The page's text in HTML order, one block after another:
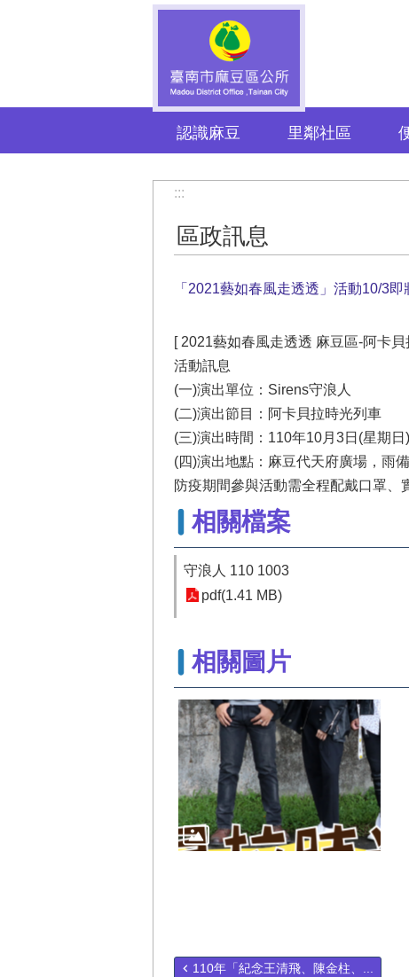
認識麻豆 里鄰社區
:::
區政訊息
「2021藝如春風走透透」活動10/3
[ 2021藝如春風走透透 麻豆區-阿卡
活動訊息
(一)演出單位：Sirens守浪人
(二)演出節目：阿卡貝拉時光列車
(三)演出時間：110年10月3日(星期日
(四)演出地點：麻豆代天府廣場，雨
防疫期間參與活動需全程配戴口罩
相關檔案
守浪人 110 1003
pdf(1.41 MB)
相關圖片
110年「紀念王清飛、陳金柱、...